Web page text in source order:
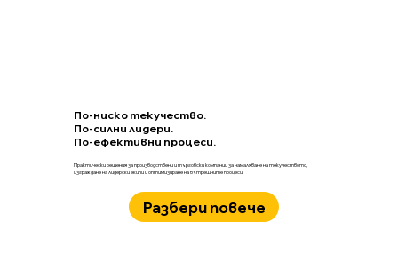
По-ниско текучество.
По-силни лидери.
По-ефективни процеси.
Практически решения за производствени и търговски компании за намаляване на текучеството,
изграждане на лидерски екипи и оптимизиране на вътрешните процеси.
Разбери повече